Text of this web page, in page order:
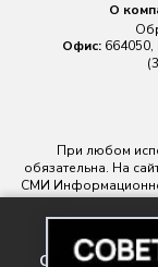
О
Офис: 664050,
При любом
обязательна. На
СМИ
№ ФС 77 - 88763
надзору в сфере
Главный